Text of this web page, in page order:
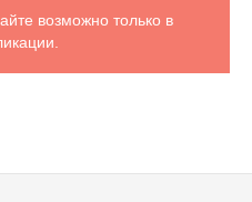
возможно только в